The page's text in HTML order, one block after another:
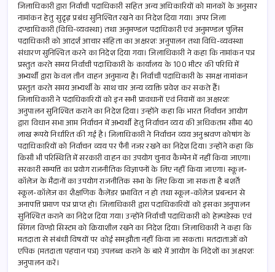
जिलाधिकारी द्वारा निर्वाची पदाधिकारी सहित अन्य अधिकारियों को मानकों के अनुसार
नामांकन हेतु सुदृढ़ प्रबंध सुनिश्चित रखने का निदेश दिया गया। अपर जिला
दण्डाधिकारी (विधि-व्यवस्था) तथा अनुमण्डल पदाधिकारी एवं अनुमण्डल पुलिस
पदाधिकारी को आदर्श आचार संहिता का अक्षरशः अनुपालन तथा विधि-व्यवस्था
संधारण सुनिश्चित करने का निदेश दिया गया। जिलाधिकारी ने कहा कि नामांकन पत्र
प्रस्तुत करते समय निर्वाची पदाधिकारी के कार्यालय के 100 मीटर की परिधि में
अभ्यर्थी द्वारा केवल तीन वाहन अनुमान्य है। निर्वाची पदाधिकारी के समक्ष नामांकन
प्रस्तुत करते समय अभ्यर्थी के साथ चार अन्य व्यक्ति प्रवेश कर सकते हैं।
जिलाधिकारी ने पदाधिकारियों को इन सभी प्रावधानों एवं नियमों का अक्षरशः
अनुपालन सुनिश्चित कराने का निदेश दिया। उन्होंने कहा कि भारत निर्वाचन आयोग
द्वारा विधान सभा आम निर्वाचन में अभ्यर्थी हेतु निर्वाचन व्यय की अधिकतम सीमा 40
लाख रूपये निर्धारित की गई है। जिलाधिकारी ने निर्वाचन व्यय अनुश्रवण कोषांग के
पदाधिकारियों को निर्वाचन व्यय पर पैनी नजर रखने का निदेश दिया। उन्होंने कहा कि
किसी भी परिस्थिति में सरकारी वाहन का उपयोग चुनाव कैम्पेन में नहीं किया जाएगा।
सरकारी सम्पत्ति का प्रयोग राजनीतिक विज्ञापनों के लिए नहीं किया जाएगा। स्कूल-
कॉलेज के मैदानों का उपयोग राजनीतिक सभा के लिए किया जा सकता है बशर्ते
स्कूल-कॉलेज का शैक्षणिक कैलेंडर प्रभावित न हो तथा स्कूल-कॉलेज प्रबन्धन से
अनापत्ति प्रमाण पत्र प्राप्त हो। जिलाधिकारी द्वारा पदाधिकारियों को इसका अनुपालन
सुनिश्चित कराने का निदेश दिया गया। उन्होंने निर्वाची पदाधिकारी को हेल्पडेस्क एवं
सिंगल विण्डो सिस्टम को क्रियाशील रखने का निदेश दिया। जिलाधिकारी ने कहा कि
मतदाता से संबंधी विषयों पर कोई समझौता नहीं किया जा सकता। मतदाताओं को
एपिक (मतदाता पहचान पत्र) उपलब्ध कराने के बारे में आयोग के निदेशों का अक्षरशः
अनुपालन करें।